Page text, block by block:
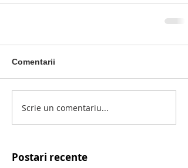
Comentarii
Scrie un comentariu...
Postari recente